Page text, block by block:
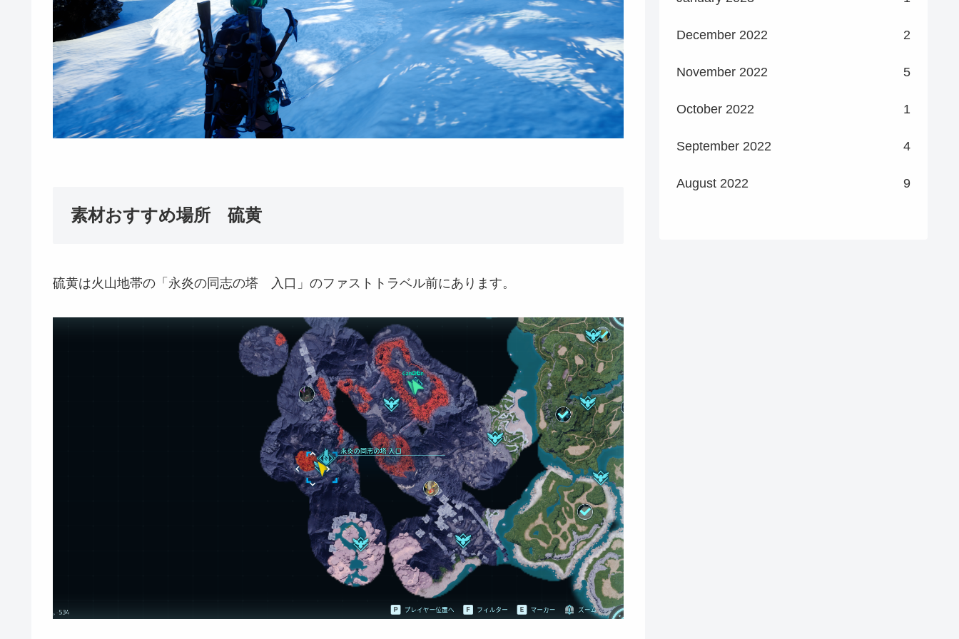
素材おすすめ場所 硫黄
硫黄は火山地帯の「永炎の同志の塔 入口」のファストトラベル前にあります。
December 2022 2
November 2022 5
October 2022 1
September 2022 4
August 2022 9